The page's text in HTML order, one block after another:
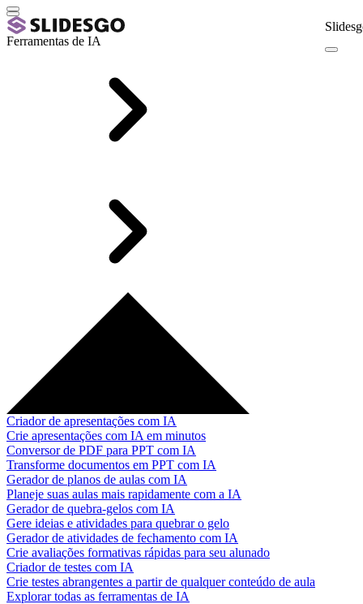
Ferramentas de IA
Criador de apresentações com IA
Crie apresentações com IA em minutos
Conversor de PDF para PPT com IA
Transforme documentos em PPT com IA
Gerador de planos de aulas com IA
Planeje suas aulas mais rapidamente com a IA
Gerador de quebra-gelos com IA
Gere ideias e atividades para quebrar o gelo
Gerador de atividades de fechamento com IA
Crie avaliações formativas rápidas para seu alunado
Criador de testes com IA
Crie testes abrangentes a partir de qualquer conteúdo de aula
Explorar todas as ferramentas de IA